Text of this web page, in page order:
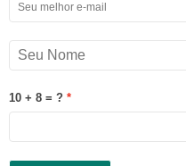
10 + 8 = ?